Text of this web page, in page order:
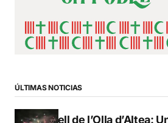
ÚLTIMAS NOTICIAS
Castell de l’Olla d’Altea: